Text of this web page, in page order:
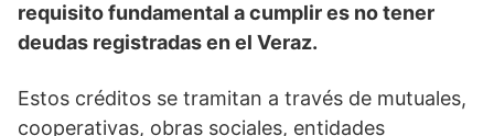
requisito fundamental a cumplir es no tener
deudas registradas en el Veraz.
Estos créditos se tramitan a través de mutuales,
cooperativas, obras sociales, entidades